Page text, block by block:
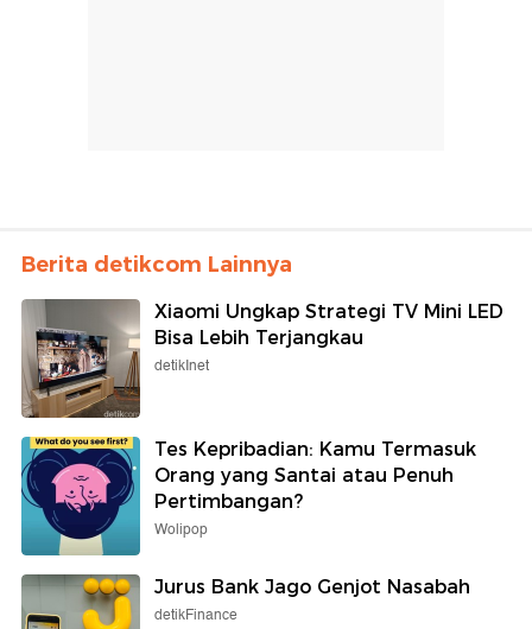
Berita detikcom Lainnya
Xiaomi Ungkap Strategi TV Mini LED
Bisa Lebih Terjangkau
detikInet
Tes Kepribadian: Kamu Termasuk
Orang yang Santai atau Penuh
Pertimbangan?
Wolipop
Jurus Bank Jago Genjot Nasabah
detikFinance